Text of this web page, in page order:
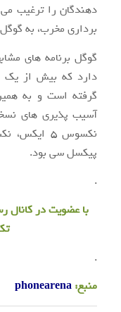
دهندگان را ترغیب می
برداری مخرب، به
گوگل برنامه های
دارد که بیش از یک
گرفته است و به
آسیب پذیری های
پیکسل سی بود.
.
با عضویت درکانال
.
منبع: phonearena